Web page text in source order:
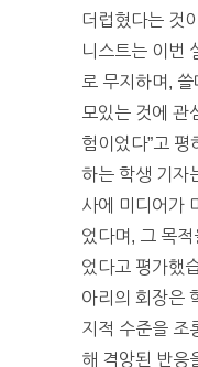
더럽혔다는 것
니스트는 이번
로 무지하며,
모있는 것에 관
험이었다”고
하는 학생 기자
사에 미디어가
었다며, 그 목적
었다고 평가했
아리의 회장은
지적 수준을 조
해 격앙된 반응